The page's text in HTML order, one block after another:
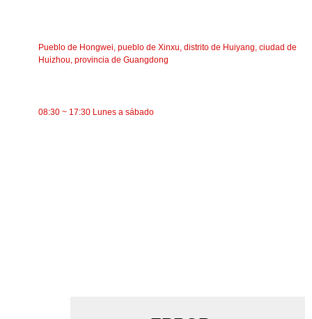
Pueblo de Hongwei, pueblo de Xinxu, distrito de Huiyang, ciudad de
Huizhou, provincia de Guangdong
08:30 ~ 17:30 Lunes a sábado